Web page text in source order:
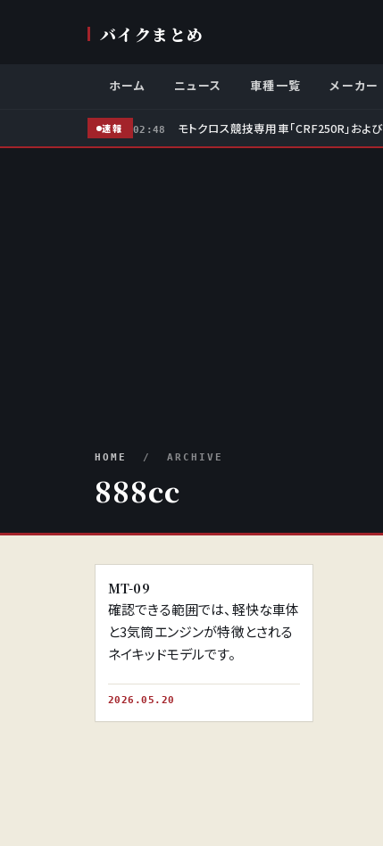
バイクまとめ
ホーム ニュース 車種一覧 メーカー
速報 02:48 モトクロス競技専用車「CRF250R」お
HOME / ARCHIVE
888cc
MT-09
確認できる範囲では、軽快な車体
と3気筒エンジンが特徴とされる
ネイキッドモデルです。
2026.05.20